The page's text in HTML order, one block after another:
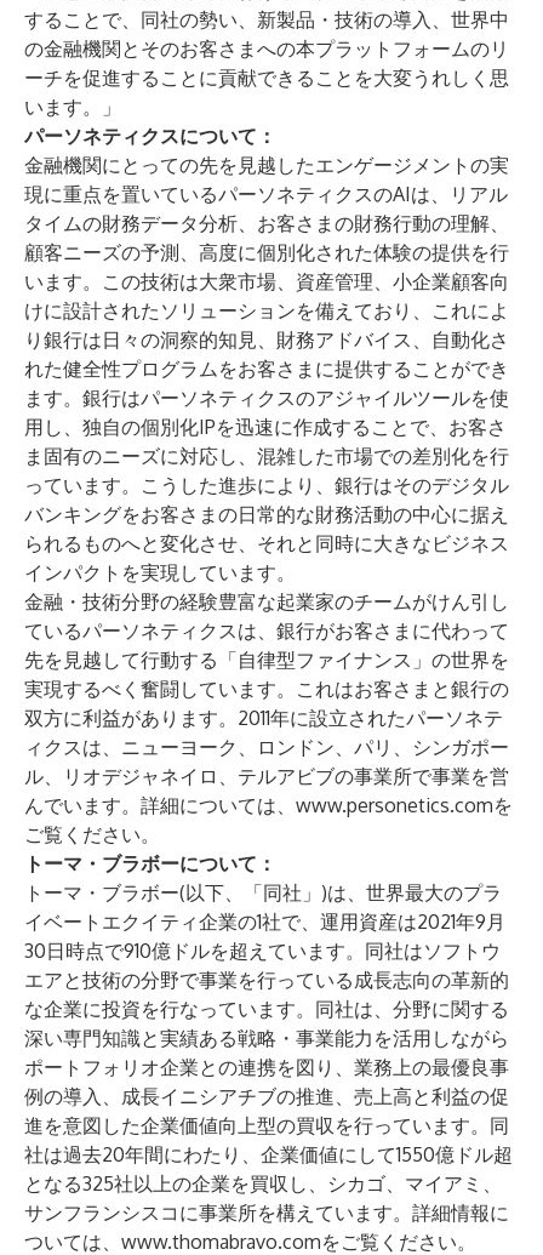
することで、同社の勢い、新製品・技術の導入、世界中
の金融機関とそのお客さまへの本プラットフォームのリ
ーチを促進することに貢献できることを大変うれしく思
います。」
パーソネティクスについて：
金融機関にとっての先を見越したエンゲージメントの実
現に重点を置いているパーソネティクスのAIは、リアル
タイムの財務データ分析、お客さまの財務行動の理解、
顧客ニーズの予測、高度に個別化された体験の提供を行
います。この技術は大衆市場、資産管理、小企業顧客向
けに設計されたソリューションを備えており、これによ
り銀行は日々の洞察的知見、財務アドバイス、自動化さ
れた健全性プログラムをお客さまに提供することができ
ます。銀行はパーソネティクスのアジャイルツールを使
用し、独自の個別化IPを迅速に作成することで、お客さ
ま固有のニーズに対応し、混雑した市場での差別化を行
っています。こうした進歩により、銀行はそのデジタル
バンキングをお客さまの日常的な財務活動の中心に据え
られるものへと変化させ、それと同時に大きなビジネス
インパクトを実現しています。
金融・技術分野の経験豊富な起業家のチームがけん引し
ているパーソネティクスは、銀行がお客さまに代わって
先を見越して行動する「自律型ファイナンス」の世界を
実現するべく奮闘しています。これはお客さまと銀行の
双方に利益があります。2011年に設立されたパーソネテ
ィクスは、ニューヨーク、ロンドン、パリ、シンガポー
ル、リオデジャネイロ、テルアビブの事業所で事業を営
んでいます。詳細については、 www.personetics.comを
ご覧ください。
トーマ・ブラボーについて：
トーマ・ブラボー(以下、「同社」)は、世界最大のプラ
イベートエクイティ企業の1社で、運用資産は2021年9月
30日時点で910億ドルを超えています。同社はソフトウ
エアと技術の分野で事業を行っている成長志向の革新的
な企業に投資を行なっています。同社は、分野に関する
深い専門知識と実績ある戦略・事業能力を活用しながら
ポートフォリオ企業との連携を図り、業務上の最優良事
例の導入、成長イニシアチブの推進、売上高と利益の促
進を意図した企業価値向上型の買収を行っています。同
社は過去20年間にわたり、企業価値にして1550億ドル超
となる325社以上の企業を買収し、シカゴ、マイアミ、
サンフランシスコに事業所を構えています。詳細情報に
ついては、 www.thomabravo.comをご覧ください。